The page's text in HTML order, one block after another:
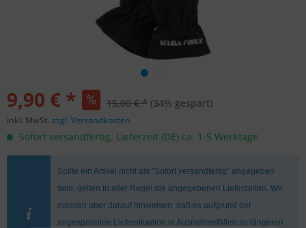
9,90 € * 15,00 € * (34% gespart)
inkl. MwSt. zzgl. Versandkosten
Sofort versandfertig, Lieferzeit (DE) ca. 1-5 Werktage
Sollte ein Artikel nicht als "Sofort versandfertig" angegeben
sein, gelten in aller Regel die angegebenen Lieferzeiten. Wir
müssen aber darauf hinweisen, daß es aufgrund der
angespannten Liefersituation in Ausnahmefällen zu längeren